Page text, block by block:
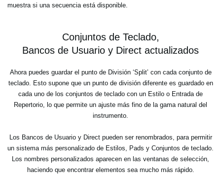
muestra si una secuencia está disponible.
Conjuntos de Teclado,
Bancos de Usuario y Direct actualizados
Ahora puedes guardar el punto de División ‘Split’ con cada conjunto de
teclado. Esto supone que un punto de división diferente es guardado en
cada uno de los conjuntos de teclado con un Estilo o Entrada de
Repertorio, lo que permite un ajuste más fino de la gama natural del
instrumento.
Los Bancos de Usuario y Direct pueden ser renombrados, para permitir
un sistema más personalizado de Estilos, Pads y Conjuntos de teclado.
Los nombres personalizados aparecen en las ventanas de selección,
haciendo que encontrar elementos sea mucho más rápido.